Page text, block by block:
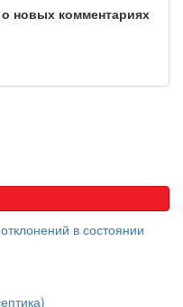
новых комментариях
в состоянии